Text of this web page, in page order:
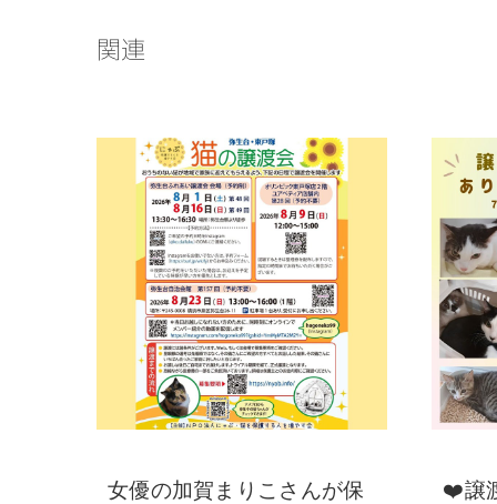
関連
女優の加賀まりこさんが保
❤️譲